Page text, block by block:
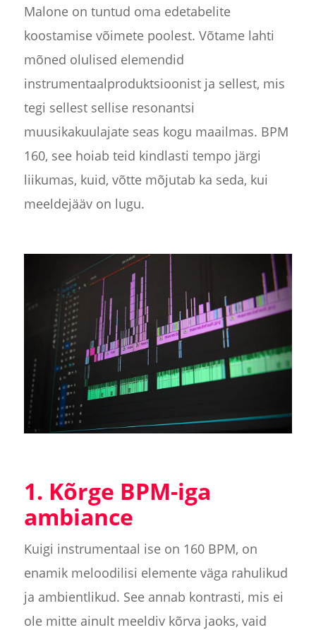
Malone on tuntud oma edetabelite
koostamise võimete poolest. Võtame lahti
mõned olulised elemendid
instrumentaalproduktsioonist ja sellest, mis
tegi sellest sellise resonantsi
muusikakuulajate seas kogu maailmas. BPM
160, see hoiab teid kindlasti tempo järgi
liikumas, kuid, võtte mõjutab ka seda, kui
meeldejääv on lugu.
1. Kõrge BPM-iga
ambiance
Kuigi instrumentaal ise on 160 BPM, on
enamik meloodilisi elemente väga rahulikud
ja ambientlikud. See annab kontrasti, mis ei
ole mitte ainult meeldiv kõrva jaoks, vaid